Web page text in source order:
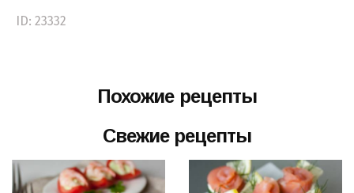
ID: 23332
Похожие рецепты
Свежие рецепты